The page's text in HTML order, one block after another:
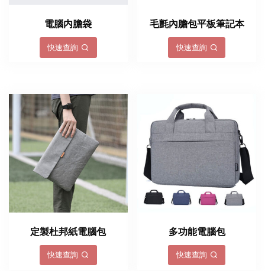
電腦内膽袋
快速查詢
毛氈內膽包平板筆記本
快速查詢
定製杜邦紙電腦包
快速查詢
多功能電腦包
快速查詢